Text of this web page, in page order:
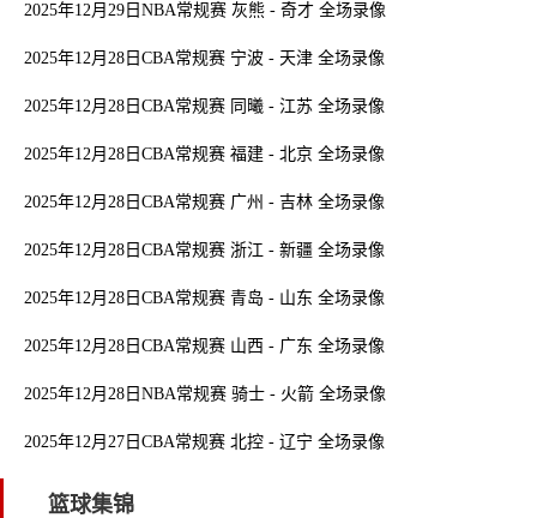
2025年12月29日NBA常规赛 灰熊 - 奇才 全场录像
2025年12月28日CBA常规赛 宁波 - 天津 全场录像
2025年12月28日CBA常规赛 同曦 - 江苏 全场录像
2025年12月28日CBA常规赛 福建 - 北京 全场录像
2025年12月28日CBA常规赛 广州 - 吉林 全场录像
2025年12月28日CBA常规赛 浙江 - 新疆 全场录像
2025年12月28日CBA常规赛 青岛 - 山东 全场录像
2025年12月28日CBA常规赛 山西 - 广东 全场录像
2025年12月28日NBA常规赛 骑士 - 火箭 全场录像
2025年12月27日CBA常规赛 北控 - 辽宁 全场录像
篮球集锦